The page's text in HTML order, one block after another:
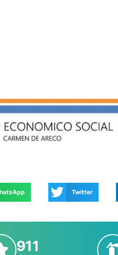
Twitter
911